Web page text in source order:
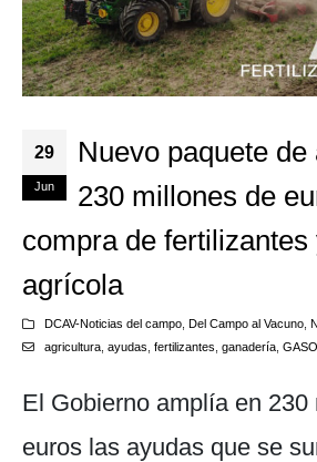
29
Jun
Nuevo paquete de
230 millones de
compra de fertilizantes
agrícola
DCAV-Noticias del campo, Del Campo al Vacuno,
agricultura, ayudas fertilizantes ganadería,
El Gobierno amplía en 230
euros las ayudas que se